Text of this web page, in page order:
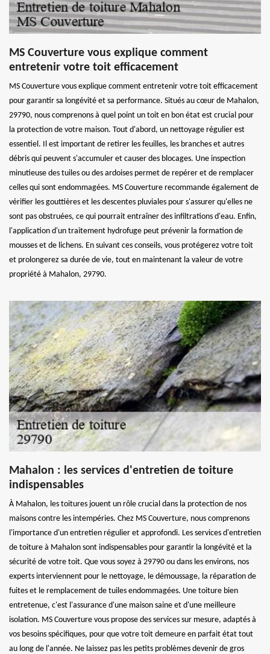
MS Couverture vous explique comment
entretenir votre toit efficacement
MS Couverture vous explique comment entretenir votre toit efficacement
pour garantir sa longévité et sa performance. Situés au cœur de Mahalon,
29790, nous comprenons à quel point un toit en bon état est crucial pour
la protection de votre maison. Tout d'abord, un nettoyage régulier est
essentiel. Il est important de retirer les feuilles, les branches et autres
débris qui peuvent s'accumuler et causer des blocages. Une inspection
minutieuse des tuiles ou des ardoises permet de repérer et de remplacer
celles qui sont endommagées. MS Couverture recommande également de
vérifier les gouttières et les descentes pluviales pour s'assurer qu'elles ne
sont pas obstruées, ce qui pourrait entraîner des infiltrations d'eau. Enfin,
l'application d'un traitement hydrofuge peut prévenir la formation de
mousses et de lichens. En suivant ces conseils, vous protégerez votre toit
et prolongerez sa durée de vie, tout en maintenant la valeur de votre
propriété à Mahalon, 29790.
Mahalon : les services d'entretien de toiture
indispensables
À Mahalon, les toitures jouent un rôle crucial dans la protection de nos
maisons contre les intempéries. Chez MS Couverture, nous comprenons
l'importance d'un entretien régulier et approfondi. Les services d'entretien
de toiture à Mahalon sont indispensables pour garantir la longévité et la
sécurité de votre toit. Que vous soyez à 29790 ou dans les environs, nos
experts interviennent pour le nettoyage, le démoussage, la réparation de
fuites et le remplacement de tuiles endommagées. Une toiture bien
entretenue, c'est l'assurance d'une maison saine et d'une meilleure
isolation. MS Couverture vous propose des services sur mesure, adaptés à
vos besoins spécifiques, pour que votre toit demeure en parfait état tout
au long de l'année. Ne laissez pas les petits problèmes devenir de gros